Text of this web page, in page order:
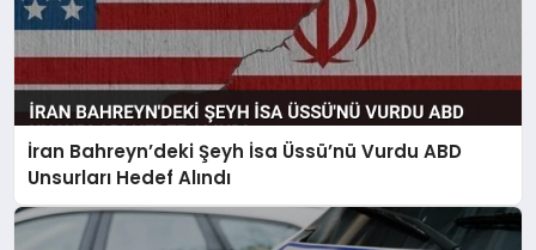
İran Bahreyn’deki Şeyh İsa Üssü’nü Vurdu ABD
Unsurları Hedef Alındı